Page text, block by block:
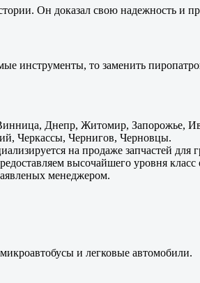
Он доказал свою надежность и
инструменты, то заменить
Днепр, Житомир, Запорожье,
Черкассы, Чернигов, Черновцы.
на продаже запчастей
высочайшего уровня
менеджером.
и легковые автомобили.